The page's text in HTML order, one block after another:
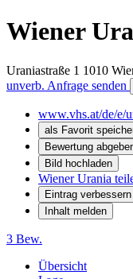
Wiener
Uraniastraße 1 1010
unverb. Anfrage senden
www.vhs.at/de/e/
als Favorit
Bewertung
Bild hochladen
Wiener Urania
Eintrag verbessern
Inhalt melden
3 Bew.
Übersicht